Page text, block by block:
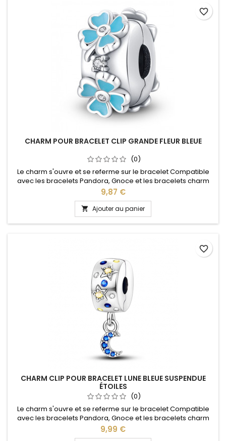
CHARM POUR BRACELET CLIP GRANDE FLEUR BLEUE
(0)
Le charm s'ouvre et se referme sur le bracelet Compatible
avec les bracelets Pandora, Gnoce et les bracelets charm
de notre site idéal pour : Noël, Saint Valentin, anniversaire,
anniversaire de mariage
Prix
9,87 €
 Ajouter au panier
favorite_border
CHARM CLIP POUR BRACELET LUNE BLEUE SUSPENDUE
ÉTOILES
(0)
Le charm s'ouvre et se referme sur le bracelet Compatible
avec les bracelets Pandora, Gnoce et les bracelets charm
de notre site idéal pour : Noël, Saint Valentin, anniversaire,
anniversaire de mariage
Prix
9,99 €
favorite_border